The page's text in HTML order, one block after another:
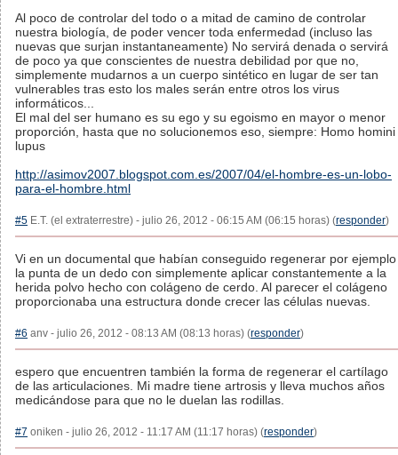
Al poco de controlar del todo o a mitad de camino de controlar
nuestra biología, de poder vencer toda enfermedad (incluso las
nuevas que surjan instantaneamente) No servirá denada o servirá
de poco ya que conscientes de nuestra debilidad por que no,
simplemente mudarnos a un cuerpo sintético en lugar de ser tan
vulnerables tras esto los males serán entre otros los virus
informáticos...
El mal del ser humano es su ego y su egoismo en mayor o menor
proporción, hasta que no solucionemos eso, siempre: Homo homini
lupus
http://asimov2007.blogspot.com.es/2007/04/el-hombre-es-un-lobo-
para-el-hombre.html
#5 E.T. (el extraterrestre) - julio 26, 2012 - 06:15 AM (06:15 horas) (responder)
Vi en un documental que habían conseguido regenerar por ejemplo
la punta de un dedo con simplemente aplicar constantemente a la
herida polvo hecho con colágeno de cerdo. Al parecer el colágeno
proporcionaba una estructura donde crecer las células nuevas.
#6 anv - julio 26, 2012 - 08:13 AM (08:13 horas) (responder)
espero que encuentren también la forma de regenerar el cartílago
de las articulaciones. Mi madre tiene artrosis y lleva muchos años
medicándose para que no le duelan las rodillas.
#7 oniken - julio 26, 2012 - 11:17 AM (11:17 horas) (responder)